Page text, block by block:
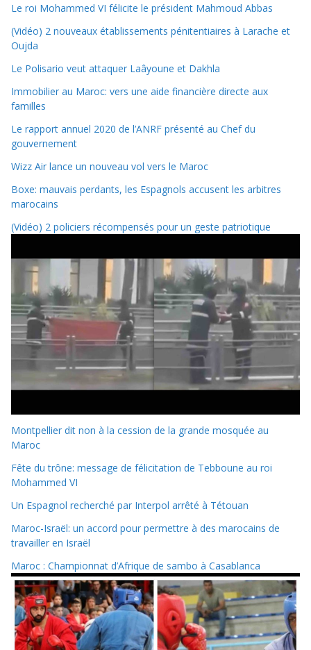
Le roi Mohammed VI félicite le président Mahmoud Abbas
(Vidéo) 2 nouveaux établissements pénitentiaires à Larache et
Oujda
Le Polisario veut attaquer Laâyoune et Dakhla
Immobilier au Maroc: vers une aide financière directe aux
familles
Le rapport annuel 2020 de l’ANRF présenté au Chef du
gouvernement
Wizz Air lance un nouveau vol vers le Maroc
Boxe: mauvais perdants, les Espagnols accusent les arbitres
marocains
(Vidéo) 2 policiers récompensés pour un geste patriotique
Montpellier dit non à la cession de la grande mosquée au
Maroc
Fête du trône: message de félicitation de Tebboune au roi
Mohammed VI
Un Espagnol recherché par Interpol arrêté à Tétouan
Maroc-Israël: un accord pour permettre à des marocains de
travailler en Israël
Maroc : Championnat d’Afrique de sambo à Casablanca